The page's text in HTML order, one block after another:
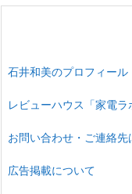
石井和美のプロフィール
レビューハウス「家電ラ
お問い合わせ・ご連絡先
広告掲載について